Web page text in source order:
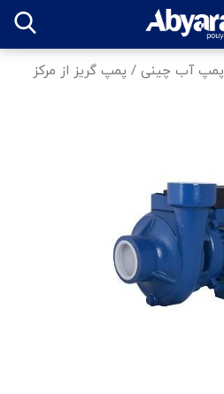
پمپ آب چینی / پمپ گریز از مرکز